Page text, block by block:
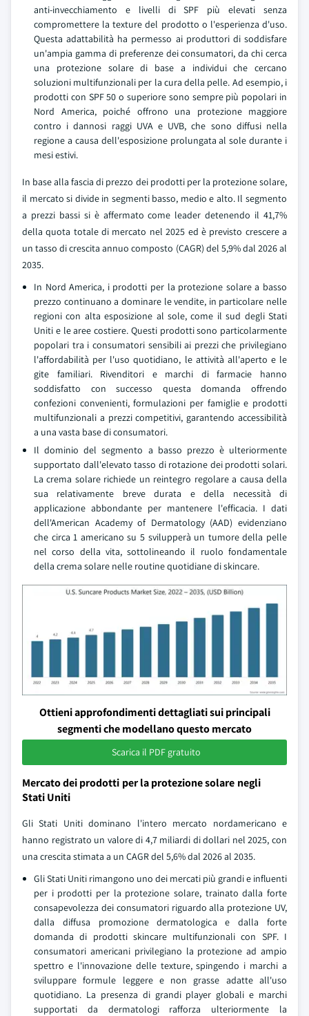
anti-invecchiamento e livelli di SPF più elevati senza
compromettere la texture del prodotto o l'esperienza d'uso.
Questa adattabilità ha permesso ai produttori di soddisfare
un'ampia gamma di preferenze dei consumatori, da chi cerca
una protezione solare di base a individui che cercano
soluzioni multifunzionali per la cura della pelle. Ad esempio, i
prodotti con SPF 50 o superiore sono sempre più popolari in
Nord America, poiché offrono una protezione maggiore
contro i dannosi raggi UVA e UVB, che sono diffusi nella
regione a causa dell'esposizione prolungata al sole durante i
mesi estivi.
In base alla fascia di prezzo dei prodotti per la protezione solare,
il mercato si divide in segmenti basso, medio e alto. Il segmento
a prezzi bassi si è affermato come leader detenendo il 41,7%
della quota totale di mercato nel 2025 ed è previsto crescere a
un tasso di crescita annuo composto (CAGR) del 5,9% dal 2026 al
2035.
In Nord America, i prodotti per la protezione solare a basso
prezzo continuano a dominare le vendite, in particolare nelle
regioni con alta esposizione al sole, come il sud degli Stati
Uniti e le aree costiere. Questi prodotti sono particolarmente
popolari tra i consumatori sensibili ai prezzi che privilegiano
l'affordabilità per l'uso quotidiano, le attività all'aperto e le
gite familiari. Rivenditori e marchi di farmacie hanno
soddisfatto con successo questa domanda offrendo
confezioni convenienti, formulazioni per famiglie e prodotti
multifunzionali a prezzi competitivi, garantendo accessibilità
a una vasta base di consumatori.
Il dominio del segmento a basso prezzo è ulteriormente
supportato dall'elevato tasso di rotazione dei prodotti solari.
La crema solare richiede un reintegro regolare a causa della
sua relativamente breve durata e della necessità di
applicazione abbondante per mantenere l'efficacia. I dati
dell'American Academy of Dermatology (AAD) evidenziano
che circa 1 americano su 5 svilupperà un tumore della pelle
nel corso della vita, sottolineando il ruolo fondamentale
della crema solare nelle routine quotidiane di skincare.
Ottieni approfondimenti dettagliati sui principali
segmenti che modellano questo mercato
Scarica il PDF gratuito
Mercato dei prodotti per la protezione solare negli
Stati Uniti
Gli Stati Uniti dominano l'intero mercato nordamericano e
hanno registrato un valore di 4,7 miliardi di dollari nel 2025, con
una crescita stimata a un CAGR del 5,6% dal 2026 al 2035.
Gli Stati Uniti rimangono uno dei mercati più grandi e influenti
per i prodotti per la protezione solare, trainato dalla forte
consapevolezza dei consumatori riguardo alla protezione UV,
dalla diffusa promozione dermatologica e dalla forte
domanda di prodotti skincare multifunzionali con SPF. I
consumatori americani privilegiano la protezione ad ampio
spettro e l'innovazione delle texture, spingendo i marchi a
sviluppare formule leggere e non grasse adatte all'uso
quotidiano. La presenza di grandi player globali e marchi
supportati da dermatologi rafforza ulteriormente la